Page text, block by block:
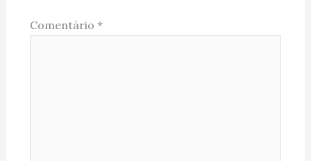
Comentário *